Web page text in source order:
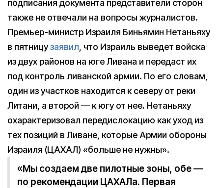
подписания документа представители сторон
также не отвечали на вопросы журналистов.
Премьер-министр Израиля Биньямин Нетаньяху
в пятницузаявил, что Израиль выведет войска
из двух районов на юге Ливана и передаст их
под контроль ливанской армии. По его словам,
один из участков находится к северу от реки
Литани, а второй — к югу от нее. Нетаньяху
охарактеризовал передислокацию как уход из
тех позиций в Ливане, которые Армии обороны
Израиля (ЦАХАЛ) «больше не нужны».
«Мы создаем две пилотные зоны, обе —
по рекомендации ЦАХАЛа. Первая